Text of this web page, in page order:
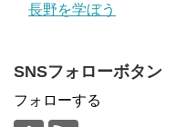
長野を学ぼう
SNSフォローボタン
フォローする